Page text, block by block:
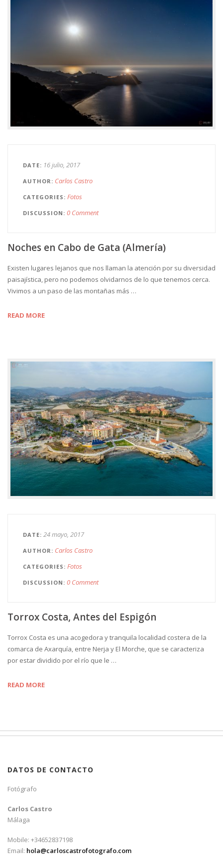
DATE 16 julio, 2017
AUTHOR Carlos Castro
CATEGORIES Fotos
DISCUSSION 0 Comment
Noches en Cabo de Gata (Almería)
Existen lugares lejanos que nos llaman la atención por su diversidad
paisajística, pero no podemos olvidarnos de lo que tenemos cerca.
Vivimos a un paso de las montañas más …
READ MORE
DATE 24 mayo, 2017
AUTHOR Carlos Castro
CATEGORIES Fotos
DISCUSSION 0 Comment
Torrox Costa, Antes del Espigón
Torrox Costa es una acogedora y tranquila localidad costera de la
comarca de Axarquía, entre Nerja y El Morche, que se caracteriza
por estar dividido por el río que le …
READ MORE
DATOS DE CONTACTO
Fotógrafo
Carlos Castro
Málaga
Mobile: +34652837198
Email: hola@carloscastrofotografo.com